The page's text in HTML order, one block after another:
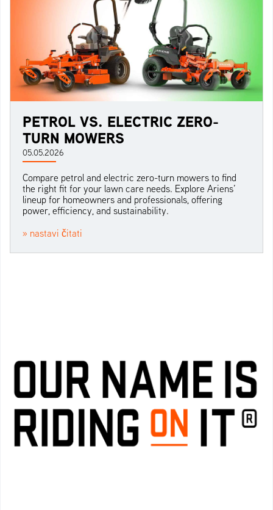
PETROL VS. ELECTRIC ZERO-
TURN MOWERS
05.05.2026
Compare petrol and electric zero-turn mowers to find
the right fit for your lawn care needs. Explore Ariens’
lineup for homeowners and professionals, offering
power, efficiency, and sustainability.
» nastavi čitati